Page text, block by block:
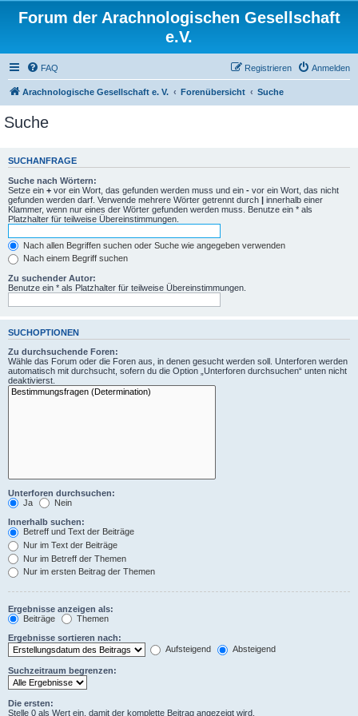
Forum der Arachnologischen Gesellschaft
e.V.
FAQ Anmelden
Registrieren
Arachnologische Gesellschaft e. V. Forenübersicht Suche
Suche
SUCHANFRAGE
Suche nach Wörtern:
Setze ein + vor ein Wort, das gefunden werden muss und ein - vor ein Wort, das nicht
gefunden werden darf. Verwende mehrere Wörter getrennt durch | innerhalb einer
Klammer, wenn nur eines der Wörter gefunden werden muss. Benutze ein * als
Platzhalter für teilweise Übereinstimmungen.
Nach allen Begriffen suchen oder Suche wie angegeben verwenden
Nach einem Begriff suchen
Zu suchender Autor:
Benutze ein * als Platzhalter für teilweise Übereinstimmungen.
SUCHOPTIONEN
Zu durchsuchende Foren:
Wähle das Forum oder die Foren aus, in denen gesucht werden soll. Unterforen werden
automatisch mit durchsucht, sofern du die Option „Unterforen durchsuchen“ unten nicht
deaktivierst.
Unterforen durchsuchen:
Ja
Nein
Innerhalb suchen:
Betreff und Text der Beiträge
Nur im Text der Beiträge
Nur im Betreff der Themen
Nur im ersten Beitrag der Themen
Ergebnisse anzeigen als:
Beiträge
Themen
Ergebnisse sortieren nach:
Aufsteigend
Absteigend
Suchzeitraum begrenzen:
Die ersten:
Stelle 0 als Wert ein, damit der komplette Beitrag angezeigt wird.